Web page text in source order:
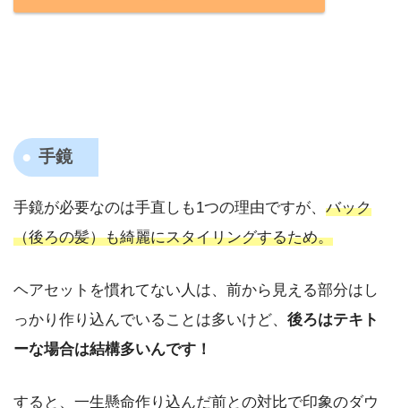
手鏡
手鏡が必要なのは手直しも1つの理由ですが、 バック
（後ろの髪）も綺麗にスタイリングするため。
ヘアセットを慣れてない人は、前から見える部分はし
っかり作り込んでいることは多いけど、 後ろはテキト
ーな場合は結構多いんです！
すると、一生懸命作り込んだ前との対比で印象のダウ